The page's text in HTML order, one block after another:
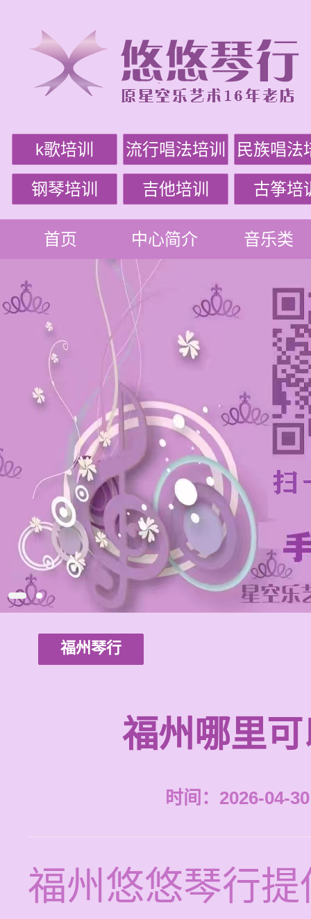
k歌培训 流行唱法培训 民族唱法
钢琴培训 吉他培训 古筝培
首页 中心简介 音乐类
福州琴行
福州哪里
时间：2026-04-
福州悠悠琴行